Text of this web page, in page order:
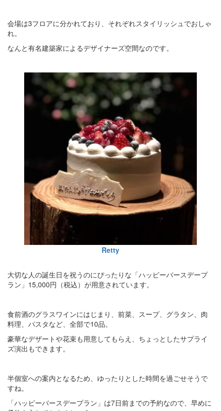
会場は3フロアに分かれており、それぞれスタイリッシュでおしゃ
れ。
なんと有名建築家によるデザイナーズ空間なのです。
Retty
大切な人の誕生日を祝うのにぴったりな「ハッピーバースデープ
ラン」15,000円（税込）が用意されています。
食前酒のグラスワインにはじまり、前菜、スープ、グラタン、肉
料理、パスタなど、全部で10品。
豪華なデザートや花束も用意してもらえ、ちょっとしたサプライ
ズ演出もできます。
半個室への案内となるため、ゆったりとした時間を過ごせそうで
すね。
「ハッピーバースデープラン」は7日前までの予約なので、早めに